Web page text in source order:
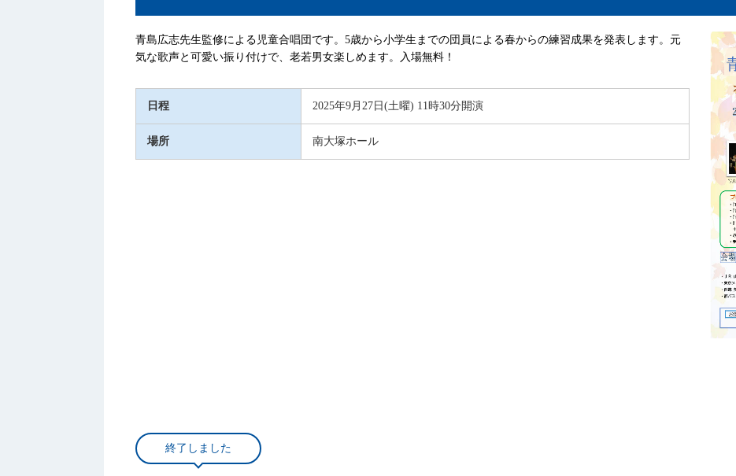
青島広志先生監修による児童合唱団です。5歳から小学生までの団員による春からの練習成果を発表します。元
気な歌声と可愛い振り付けで、老若男女楽しめます。入場無料！
日程 2025年9月27日(土曜) 11時30分開演
場所 南大塚ホール
終了しました